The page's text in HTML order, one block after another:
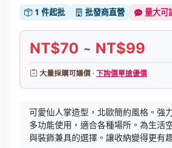
1 件起批 批發商直營 量大可
NT$70 ~ NT$99
大量採購可議價 ·下詢價單搶優價
可愛仙人掌造型，北歐簡約風格。強
多功能使用，適合各種場所。為生活
與裝飾兼具的選擇。讓收納變得更有